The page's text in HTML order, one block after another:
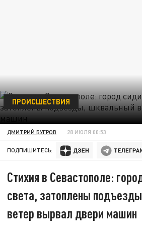
ПРОИСШЕСТВИЯ
ДМИТРИЙ БУГРОВ 28 ИЮЛЯ 00:53
ПОДПИШИТЕСЬ:
Стихия в Севастополе:
света, затоплены
ветер вырвал двери машин